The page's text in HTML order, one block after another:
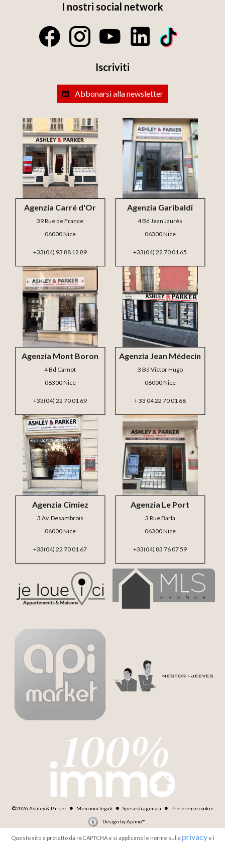
I nostri social network
Iscriviti
Abbonarsi alla newsletter
Agenzia Le Port
3 Rue Barla
06300 Nice
+33(04) 83 76 07 59
Agenzia Cimiez
3 Av. Desambrois
06000 Nice
+33(04) 22 70 01 67
Agenzia Jean Médecin
3 Bd Victor Hugo
06000 Nice
+ 33 04 22 70 01 68
Agenzia Carré d'Or
39 Rue de France
06000 Nice
+33(04) 93 88 12 89
Agenzia Garibaldi
4 Bd Jean Jaurès
06300 Nice
+33(04) 22 70 01 65
Agenzia Mont Boron
4 Bd Carnot
06300 Nice
+33(04) 22 70 01 69
©2026 Ashley & Parker Menzioni legali Spese di agenzia Preferenze cookie
Design byApimo™
Questo sito è protetto da reCAPTCHA e si applicano le norme sulla privacye i